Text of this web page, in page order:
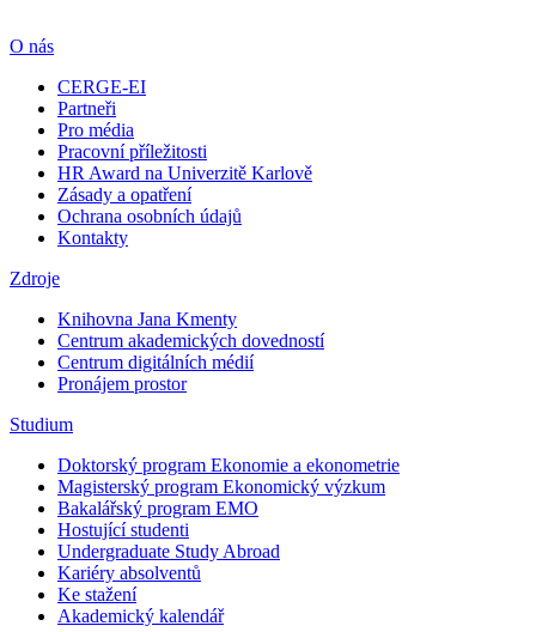
O nás
CERGE-EI
Partneři
Pro média
Pracovní příležitosti
HR Award na Univerzitě Karlově
Zásady a opatření
Ochrana osobních údajů
Kontakty
Zdroje
Knihovna Jana Kmenty
Centrum akademických dovedností
Centrum digitálních médií
Pronájem prostor
Studium
Doktorský program Ekonomie a ekonometrie
Magisterský program Ekonomický výzkum
Bakalářský program EMO
Hostující studenti
Undergraduate Study Abroad
Kariéry absolventů
Ke stažení
Akademický kalendář